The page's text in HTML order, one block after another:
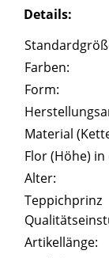
Details:
Farben:
Form:
Material
Flor (Höhe) in
Alter:
Teppichprinz
Artikellänge: